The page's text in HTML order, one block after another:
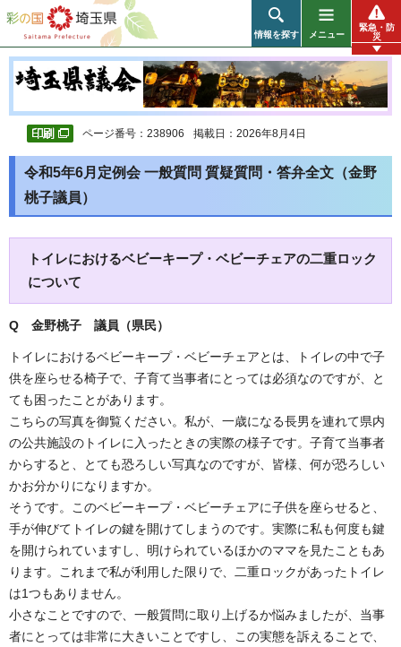
彩の国 埼玉県
情報を探す メニュー
緊急・防
災
ページ番号：238906 掲載日：2026年8月4日
令和5年6月定例会 一般質問 質疑質問・答弁全文（金野
桃子議員）
トイレにおけるベビーキープ・ベビーチェアの二重ロック
について
Q 金野桃子 議員（県民）
トイレにおけるベビーキープ・ベビーチェアとは、トイレの中で子
供を座らせる椅子で、子育て当事者にとっては必須なのですが、と
ても困ったことがあります。
こちらの写真を御覧ください。私が、一歳になる長男を連れて県内
の公共施設のトイレに入ったときの実際の様子です。子育て当事者
からすると、とても恐ろしい写真なのですが、皆様、何が恐ろしい
かお分かりになりますか。
そうです。このベビーキープ・ベビーチェアに子供を座らせると、
手が伸びてトイレの鍵を開けてしまうのです。実際に私も何度も鍵
を開けられていますし、明けられているほかのママを見たこともあ
ります。これまで私が利用した限りで、二重ロックがあったトイレ
は1つもありません。
小さなことですので、一般質問に取り上げるか悩みましたが、当事
者にとっては非常に大きいことですし、この実態を訴えることで、